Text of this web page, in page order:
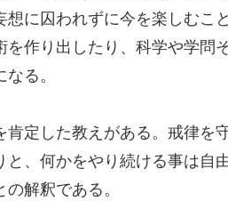
想に囚われずに今を楽しむこ
を作り出したり、科学や学問
る。
肯定した教えがある。戒律を
と、何かをやり続ける事は自
解釈である。